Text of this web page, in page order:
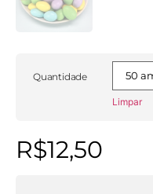
Quantidade
Limpar
R$12,50